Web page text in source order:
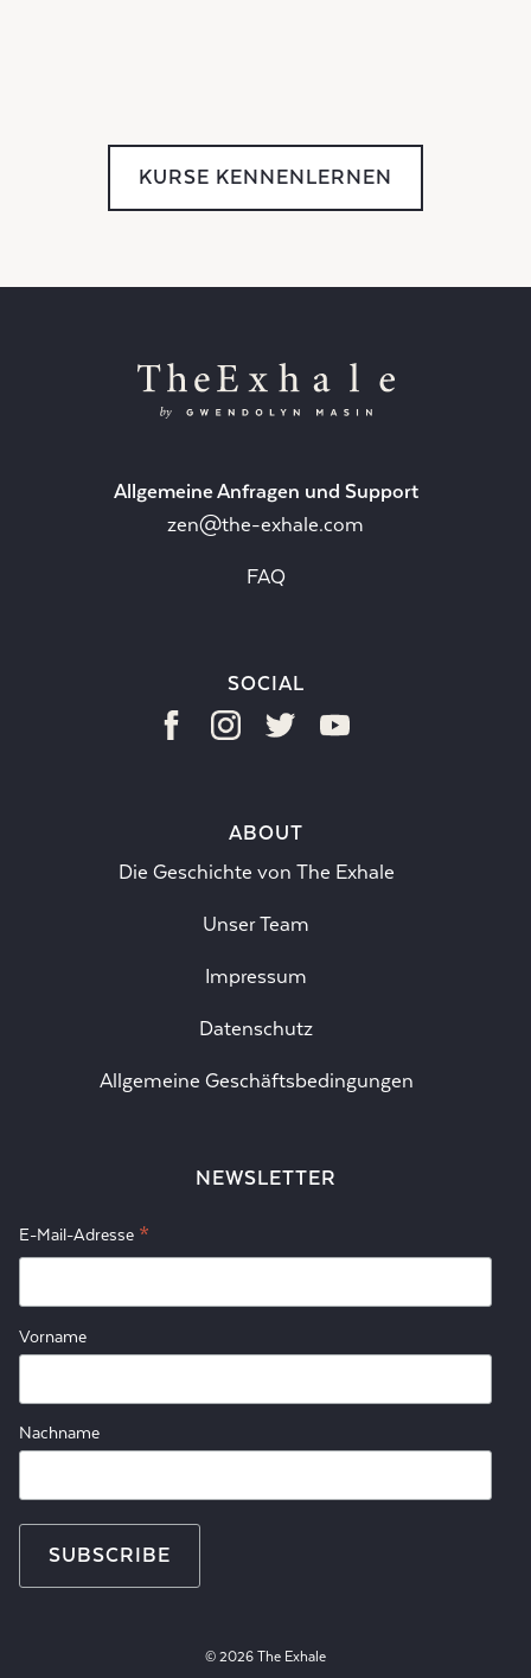
KURSE KENNENLERNEN
Allgemeine Anfragen und Support
zen@the-exhale.com
FAQ
SOCIAL
ABOUT
Die Geschichte von The Exhale
Unser Team
Impressum
Datenschutz
Allgemeine Geschäftsbedingungen
NEWSLETTER
E-Mail-Adresse *
Vorname
Nachname
© 2026 The Exhale